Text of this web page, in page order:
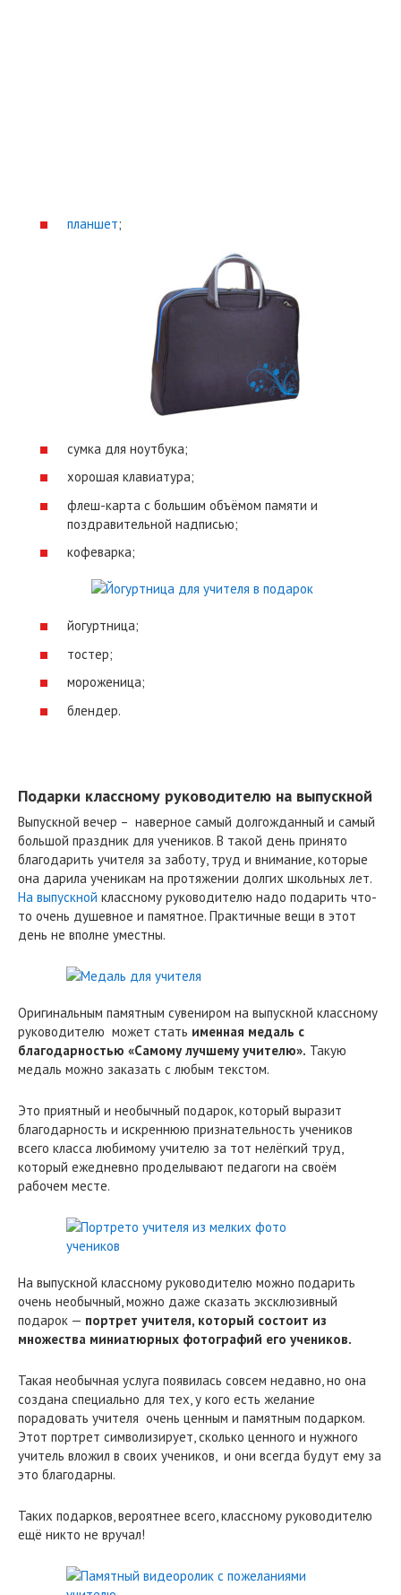
планшет;
сумка для ноутбука;
хорошая клавиатура;
флеш-карта с большим объёмом памяти и
поздравительной надписью;
кофеварка;
йогуртница;
тостер;
мороженица;
блендер.
Подарки классному руководителю на выпускной
Выпускной вечер – наверное самый долгожданный и самый
большой праздник для учеников. В такой день принято
благодарить учителя за заботу, труд и внимание, которые
она дарила ученикам на протяжении долгих школьных лет.
На выпускной классному руководителю надо подарить что-
то очень душевное и памятное. Практичные вещи в этот
день не вполне уместны.
Оригинальным памятным сувениром на выпускной классному
руководителю может стать именная медаль с
благодарностью «Самому лучшему учителю». Такую
медаль можно заказать с любым текстом.
Это приятный и необычный подарок, который выразит
благодарность и искреннюю признательность учеников
всего класса любимому учителю за тот нелёгкий труд,
который ежедневно проделывают педагоги на своём
рабочем месте.
На выпускной классному руководителю можно подарить
очень необычный, можно даже сказать эксклюзивный
подарок — портрет учителя, который состоит из
множества миниатюрных фотографий его учеников.
Такая необычная услуга появилась совсем недавно, но она
создана специально для тех, у кого есть желание
порадовать учителя очень ценным и памятным подарком.
Этот портрет символизирует, сколько ценного и нужного
учитель вложил в своих учеников, и они всегда будут ему за
это благодарны.
Таких подарков, вероятнее всего, классному руководителю
ещё никто не вручал!